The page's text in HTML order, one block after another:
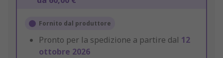
Fornito dal produttore
Pronto per la spedizione a partire dal 12
ottobre 2026